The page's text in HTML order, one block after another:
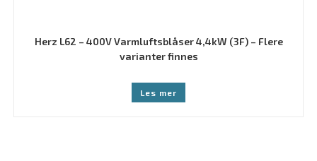
Herz L62 – 400V Varmluftsblåser 4,4kW (3F) – Flere
varianter finnes
Les mer